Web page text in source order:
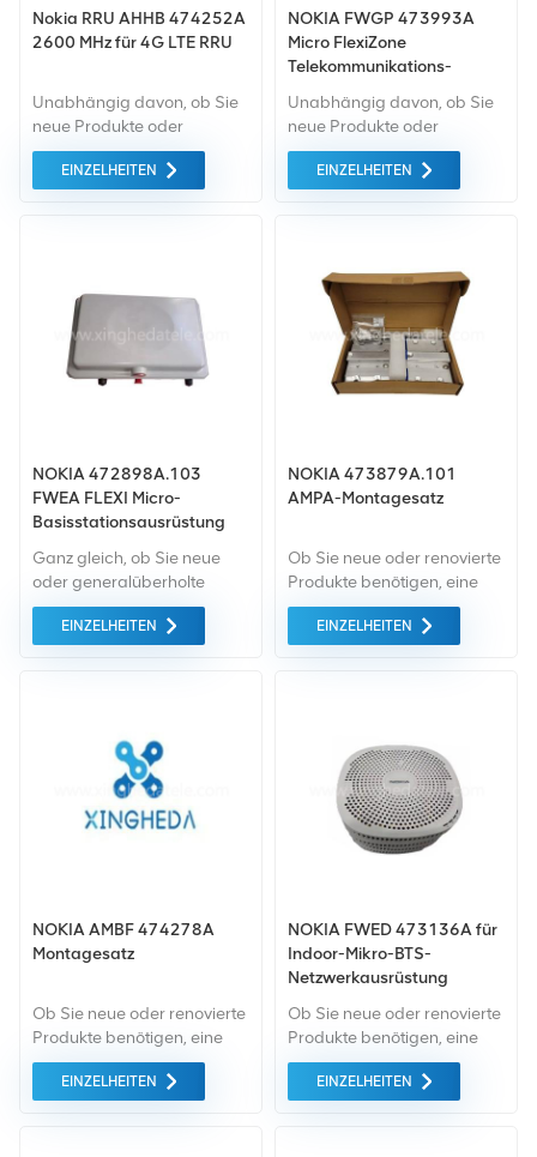
Nokia RRU AHHB 474252A
2600 MHz für 4G LTE RRU
Unabhängig davon, ob Sie
neue Produkte oder
renovierte Produkte
benötigen, ist eine
Standard. Wir kaufen nur
Markt ein. All dies wird zum
bestmöglichen Preis
angeboten.
EINZELHEITEN
NOKIA FWGP 473993A
Micro FlexiZone
Telekommunikations-
Unabhängig davon, ob Sie
neue Produkte oder
renovierte Produkte
benötigen, ist eine
Standard. Wir kaufen nur
Qualität auf dem grünen
Markt ein. All dies wird zum
bestmöglichen Preis
angeboten.
EINZELHEITEN
NOKIA 472898A.103
FWEA FLEXI Micro-
Basisstationsausrüstung
Ganz gleich, ob Sie neue
oder generalüberholte
Produkte benötigen, bei uns
ist eine umfassende
kaufen ausschließlich
diese zum bestmöglichen
EINZELHEITEN
NOKIA 473879A.101
AMPA-Montagesatz
Ob Sie neue oder renovierte
Produkte benötigen, eine
umfassende Garantie ist für
uns selbstverständlich. Wir
Geräte von höchster
bieten wir zum
bestmöglichen Preis an.
EINZELHEITEN
NOKIA AMBF 474278A
Montagesatz
Ob Sie neue oder renovierte
Produkte benötigen, eine
umfassende Garantie ist für
uns selbstverständlich. Wir
Geräte von höchster
EINZELHEITEN
NOKIA FWED 473136A für
Indoor-Mikro-BTS-
Netzwerkausrüstung
Ob Sie neue oder renovierte
Produkte benötigen, eine
umfassende Garantie ist für
uns selbstverständlich. Wir
Geräte von höchster
EINZELHEITEN